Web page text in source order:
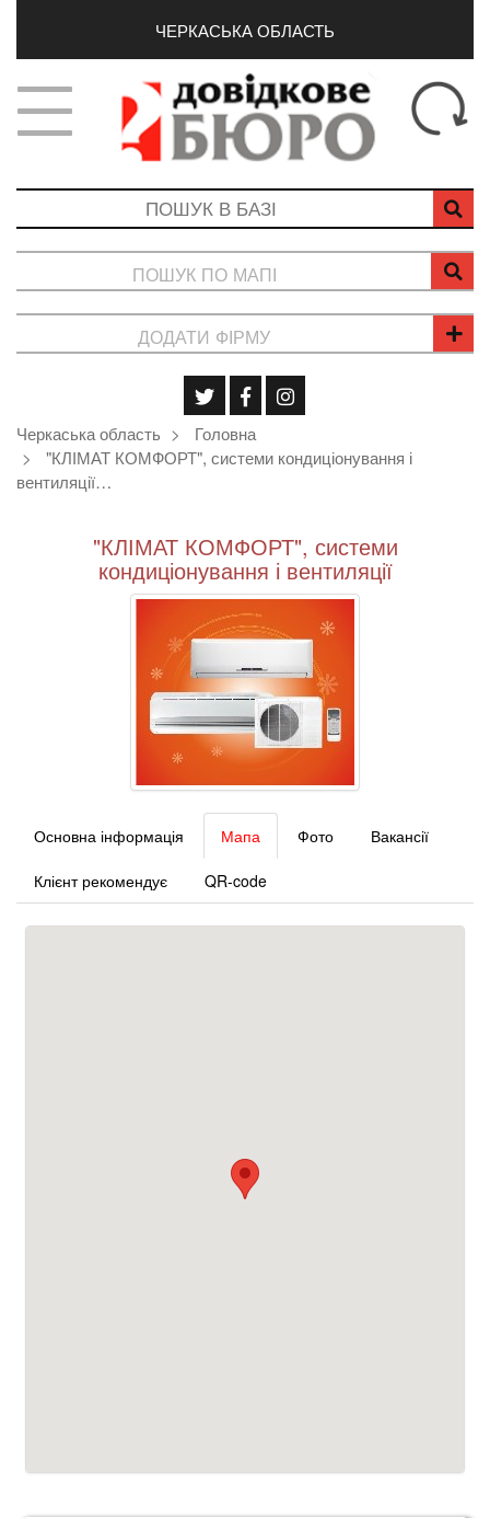
ЧЕРКАСЬКА ОБЛАСТЬ
ПОШУК ПО МАПІ
ДОДАТИ ФІРМУ
Черкаська область
Головна
"КЛІМАТ КОМФОРТ", системи кондиціонування і
вентиляції…
"КЛІМАТ КОМФОРТ", системи
кондиціонування і вентиляції
Основна інформація Мапа Фото Вакансії
Клієнт рекомендує QR-code